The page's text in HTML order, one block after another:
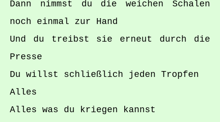
Dann nimmst du die weichen Schalen
noch einmal zur Hand
Und du treibst sie erneut durch die
Presse
Du willst schließlich jeden Tropfen
Alles
Alles was du kriegen kannst